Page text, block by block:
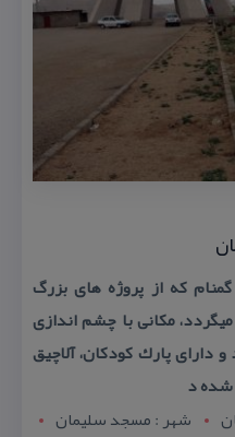
كه از پروژه های بزرگ
مكانی با چشم اندازی
دارای پارك كودكان، آلاچیق
شده د
شهر : مسجد سليمان